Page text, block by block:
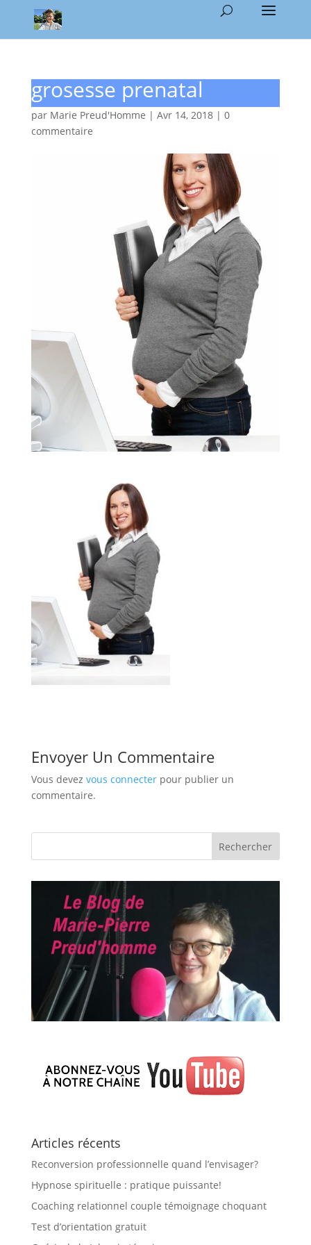
grosesse prenatal
par Marie Preud'Homme | Avr 14, 2018| 0
commentaire
Envoyer Un Commentaire
Vous devez vous connecterpour publier un
commentaire.
Articles récents
Reconversion professionnelle quand l’envisager?
Hypnose spirituelle : pratique puissante!
Coaching relationnel couple témoignage choquant
Test d’orientation gratuit